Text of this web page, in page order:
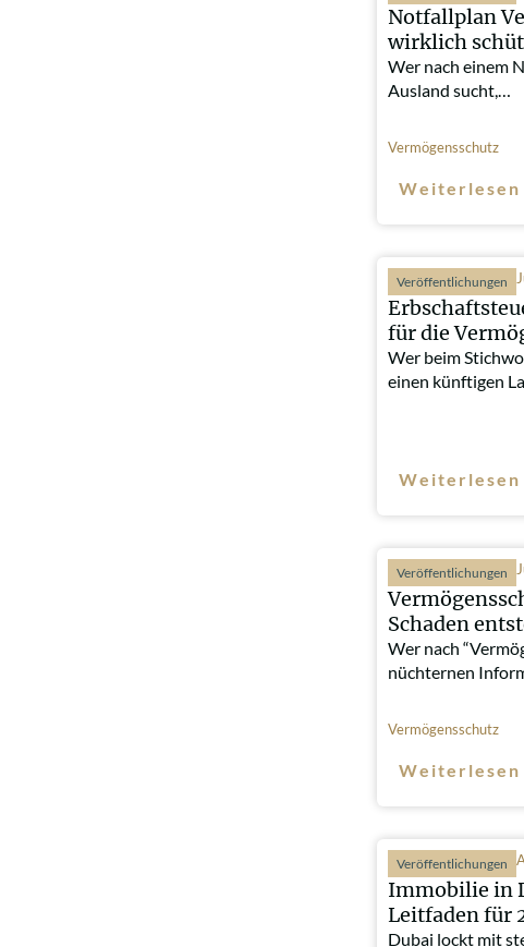
Notfallplan
wirklich
Wer nach einem
Ausland sucht,…
Vermögensschutz
Weiterlesen
Veröffentlichungen
für die
Wer beim
einen künftigen
Weiterlesen
Veröffentlichungen
Schaden
Wer nach
nüchternen
Vermögensschutz
Weiterlesen
Veröffentlichungen
Immobilie in
Leitfaden für
Dubai lockt mit